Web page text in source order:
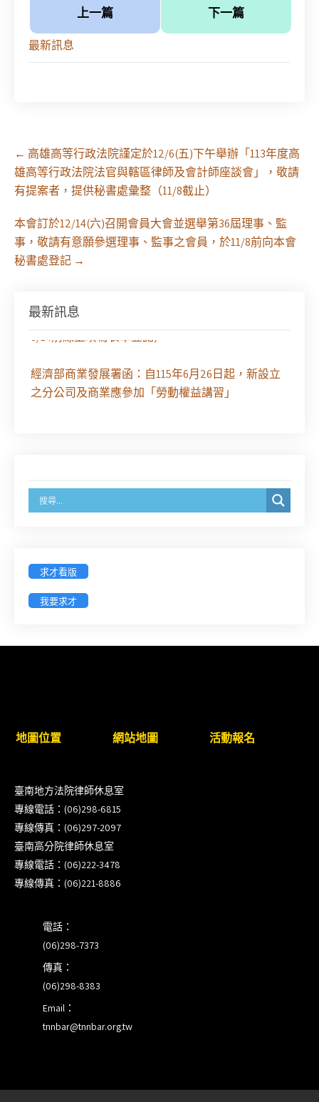
上一篇 下一篇
最新訊息
Post
navigation
← 高雄高等行政法院謹定於12/6(五)下午舉辦「113年度高
雄高等行政法院法官與轄區律師及會計師座談會」，敬請
有提案者，提供秘書處彙整（11/8截止）
本會訂於12/14(六)召開會員大會並選舉第36屆理事、監
事，敬請有意願參選理事、監事之會員，於11/8前向本會
秘書處登記 →
最新訊息
徵求參與115年教師法律諮詢補助計畫人才庫(請於
經濟部商業發展署函：自115年6月26日起，新設立
之分公司及商業應參加「勞動權益講習」
徵詢有意願擔任臺南市115年度國民中小學法治教育
（8/17截止報名，額滿提前截止，實體＋線上同
步）
衛」課程(8/12前向本會報名,實體)
【重要公告】115年職場霸凌調查專業人才(律師)培
本會訂於115年8月15日(六)上午舉辦「使用AI如何幫
助整理資訊?談法律工作中的應用與風險」課程(8/7
前報名，實體+線上併行)
徵詢有意願擔任程序監理人之會員(115/8/14截止)
求才看版
我要求才
地圖位置 網站地圖 活動報名
臺南地方法院律師休息室
專線電話：(06)298-6815
專線傳真：(06)297-2097
臺南高分院律師休息室
專線電話：(06)222-3478
專線傳真：(06)221-8886
電話：
(06)298-7373
傳真：
(06)298-8383
Email：
tnnbar@tnnbar.org.tw